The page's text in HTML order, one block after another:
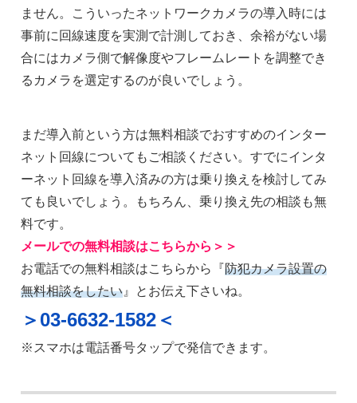
ません。こういったネットワークカメラの導入時には
事前に回線速度を実測で計測しておき、余裕がない場
合にはカメラ側で解像度やフレームレートを調整でき
るカメラを選定するのが良いでしょう。
まだ導入前という方は無料相談でおすすめのインター
ネット回線についてもご相談ください。すでにインタ
ーネット回線を導入済みの方は乗り換えを検討してみ
ても良いでしょう。もちろん、乗り換え先の相談も無
料です。
メールでの無料相談はこちらから＞＞
お電話での無料相談はこちらから『防犯カメラ設置の
無料相談をしたい 』とお伝え下さいね。
＞03-6632-1582＜
※スマホは電話番号タップで発信できます。